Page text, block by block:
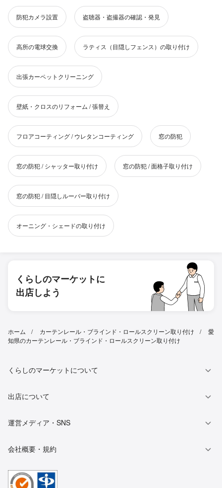
防犯カメラ設置 盗聴器・盗撮器の確認・発見
高所の電球交換 ラティス（目隠しフェンス）の取り付け
出張カーペットクリーニング
壁紙・クロスのリフォーム / 張替え
フロアコーティング / ウレタンコーティング 窓の防犯
窓の防犯 / シャッター取り付け 窓の防犯 / 面格子取り付け
窓の防犯 / 目隠しルーバー取り付け
オーニング・シェードの取り付け
くらしのマーケットに
出店しよう
ホーム カーテンレール・ブラインド・ロールスクリーン取り付け
愛
知県のカーテンレール・ブラインド・ロールスクリーン取り付け
くらしのマーケットについて
出店について
運営メディア・SNS
会社概要・規約